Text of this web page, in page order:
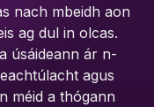
nach mbeidh aon
ag dul in olcas.
úsáideann ár n-
agus
méid a thógann